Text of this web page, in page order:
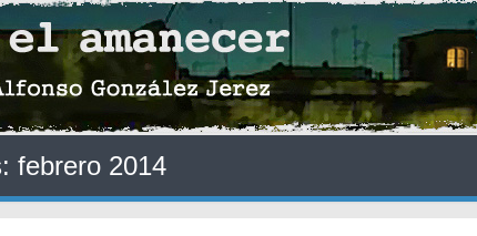
febrero 2014